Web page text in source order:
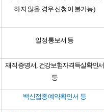
하지 않을 경우 신청이 불가능)
일정통보서 등
재직증명서, 건강보험자격득실확인서
등
백신접종예약확인서 등